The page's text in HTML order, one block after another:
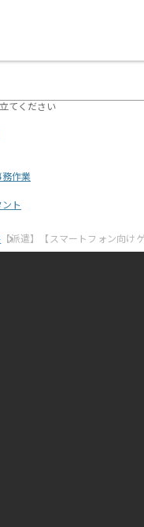
てください
務作業
ト
【派遣】【スマートフォン向け